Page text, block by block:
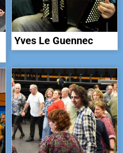
Yves Le Guennec